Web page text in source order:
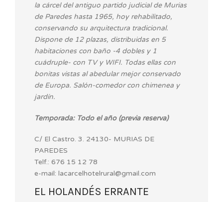
la cárcel del antiguo partido judicial de Murias
de Paredes hasta 1965, hoy rehabilitado,
conservando su arquitectura tradicional.
Dispone de 12 plazas, distribuidas en 5
habitaciones con baño -4 dobles y 1
cuádruple- con TV y WIFI. Todas ellas con
bonitas vistas al abedular mejor conservado
de Europa. Salón-comedor con chimenea y
jardín.
Temporada: Todo el año (previa reserva)
C/ El Castro. 3. 24130- MURIAS DE
PAREDES
Telf.: 676 15 12 78
e-mail: lacarcelhotelrural@gmail.com
EL HOLANDÉS ERRANTE